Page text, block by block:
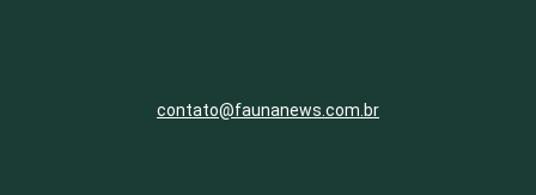
contato@faunanews.com.br